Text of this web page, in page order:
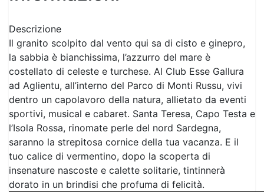
ad Aglientu, all’interno del Parco di Monti Russu, vivi
dentro un capolavoro della natura, allietato da eventi
sportivi, musical e cabaret. Santa Teresa, Capo Testa e
l’Isola Rossa, rinomate perle del nord Sardegna,
saranno la strepitosa cornice della tua vacanza. E il
tuo calice di vermentino, dopo la scoperta di
insenature nascoste e calette solitarie, tintinnerà
dorato in un brindisi che profuma di felicità.